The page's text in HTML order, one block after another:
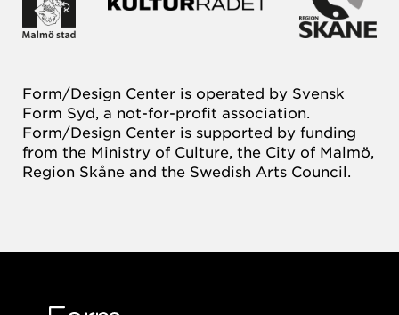
Form/Design Center is operated by Svensk
Form Syd, a not-for-profit association.
Form/Design Center is supported by funding
from the Ministry of Culture, the City of Malmö,
Region Skåne and the Swedish Arts Council.